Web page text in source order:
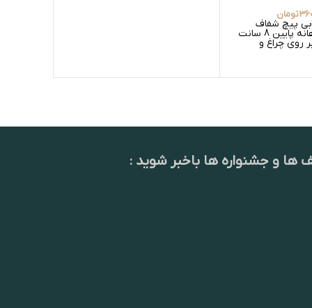
تومان
پیچ شفاف
لبچین قطر دهانه پایین 8 سانت
روی چراغ و
ها و جشنواره ها باخبر شوید :